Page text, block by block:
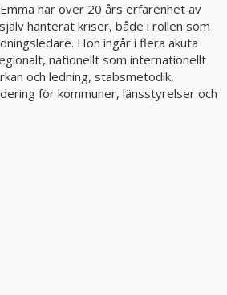
Emma har över 20 års erfarenhet av
hanterat kriser, både i rollen som
Hon ingår i flera akuta
nationellt som internationellt
och ledning, stabsmetodik,
för kommuner, länsstyrelser och